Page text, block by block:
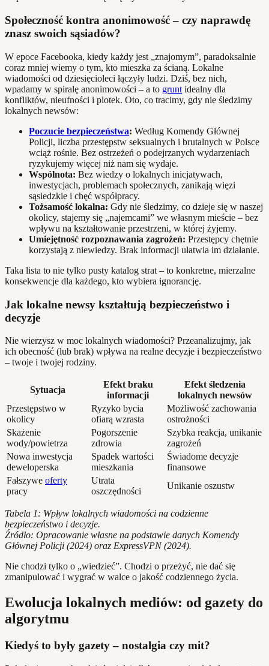
Społeczność kontra anonimowość – czy naprawdę
znasz swoich sąsiadów?
W epoce Facebooka, kiedy każdy jest „znajomym”, paradoksalnie
coraz mniej wiemy o tym, kto mieszka za ścianą. Lokalne
wiadomości od dziesięcioleci łączyły ludzi. Dziś, bez nich,
wpadamy w spiralę anonimowości – a to grunt idealny dla
konfliktów, nieufności i plotek. Oto, co tracimy, gdy nie śledzimy
lokalnych newsów:
Poczucie bezpieczeństwa: Według Komendy Głównej
Policji, liczba przestępstw seksualnych i brutalnych w Polsce
wciąż rośnie. Bez ostrzeżeń o podejrzanych wydarzeniach
ryzykujemy więcej niż nam się wydaje.
Wspólnota: Bez wiedzy o lokalnych inicjatywach,
inwestycjach, problemach społecznych, zanikają więzi
sąsiedzkie i chęć współpracy.
Tożsamość lokalna: Gdy nie śledzimy, co dzieje się w naszej
okolicy, stajemy się „najemcami” we własnym mieście – bez
wpływu na kształtowanie przestrzeni, w której żyjemy.
Umiejętność rozpoznawania zagrożeń: Przestępcy chętnie
korzystają z niewiedzy. Brak informacji ułatwia im działanie.
Taka lista to nie tylko pusty katalog strat – to konkretne, mierzalne
konsekwencje dla każdego, kto wybiera ignorancję.
Jak lokalne newsy kształtują bezpieczeństwo i
decyzje
Nie wierzysz w moc lokalnych wiadomości? Przeanalizujmy, jak
ich obecność (lub brak) wpływa na realne decyzje i bezpieczeństwo
– twoje i twojej rodziny.
Sytuacja
Efekt braku
informacji
Efekt śledzenia
lokalnych newsów
Przestępstwo w
okolicy
Ryzyko bycia
ofiarą wzrasta
Możliwość zachowania
ostrożności
Skażenie
wody/powietrza
Pogorszenie
zdrowia
Szybka reakcja, unikanie
zagrożeń
Nowa inwestycja
deweloperska
Spadek wartości
mieszkania
Świadome decyzje
finansowe
Fałszywe oferty
pracy
Utrata
oszczędności
Unikanie oszustw
Tabela 1: Wpływ lokalnych wiadomości na codzienne
bezpieczeństwo i decyzje.
Źródło: Opracowanie własne na podstawie danych Komendy
Głównej Policji (2024) oraz ExpressVPN (2024).
Nie chodzi tylko o „wiedzieć”. Chodzi o przeżyć, nie dać się
zmanipulować i wygrać w walce o jakość codziennego życia.
Ewolucja lokalnych mediów: od gazety do
algorytmu
Kiedyś to były gazety – nostalgia czy mit?